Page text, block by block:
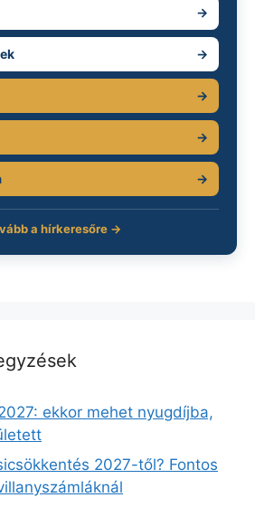
→
→
→
→
→
a hírkeresőre →
ekkor mehet nyugdíjba,
2027-től? Fontos